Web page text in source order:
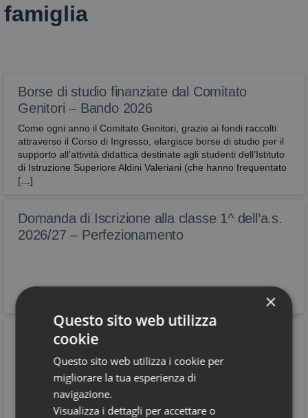
famiglia
Borse di studio finanziate dal Comitato
Genitori – Bando 2026
Come ogni anno il Comitato Genitori, grazie ai fondi raccolti
attraverso il Corso di Ingresso, elargisce borse di studio per il
supporto all’attività didattica destinate agli studenti dell’Istituto
di Istruzione Superiore Aldini Valeriani (che hanno frequentato
[…]
Domanda di Iscrizione alla classe 1^ dell’a.s.
2026/27 – Perfezionamento
Pubblicazione calendario dei corsi di recupero
estivi – A.S. 2025/2026
Si informano le famiglie e gli studenti interessati che nel
registro elettronico sono disponibili i calendari relativi ai corsi di
recupero estivi.
×
Questo sito web utilizza
cookie
Questo sito web utilizza i cookie per
migliorare la tua esperienza di
navigazione.
Visualizza i dettagli per accettare o